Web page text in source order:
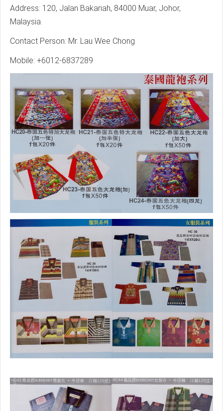
Address: 120, Jalan Bakariah, 84000 Muar, Johor,
Malaysia.
Contact Person: Mr. Lau Wee Chong
Mobile: +6012-6837289